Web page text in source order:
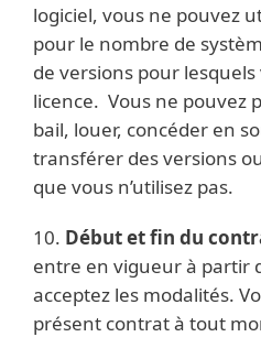
logiciel, vous ne pouvez
pour le nombre de
de versions pour
licence. Vous ne pouvez
bail, louer, concéder en
transférer des versions
que vous n’utilisez pas.
10. Début et fin du
entre en vigueur à partir
acceptez les modalités.
présent contrat à tout